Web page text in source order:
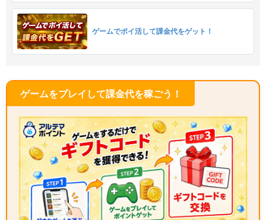
ゲームでポイ活して課金代をゲット！
ゲームをプレイして課金代を稼ごう！